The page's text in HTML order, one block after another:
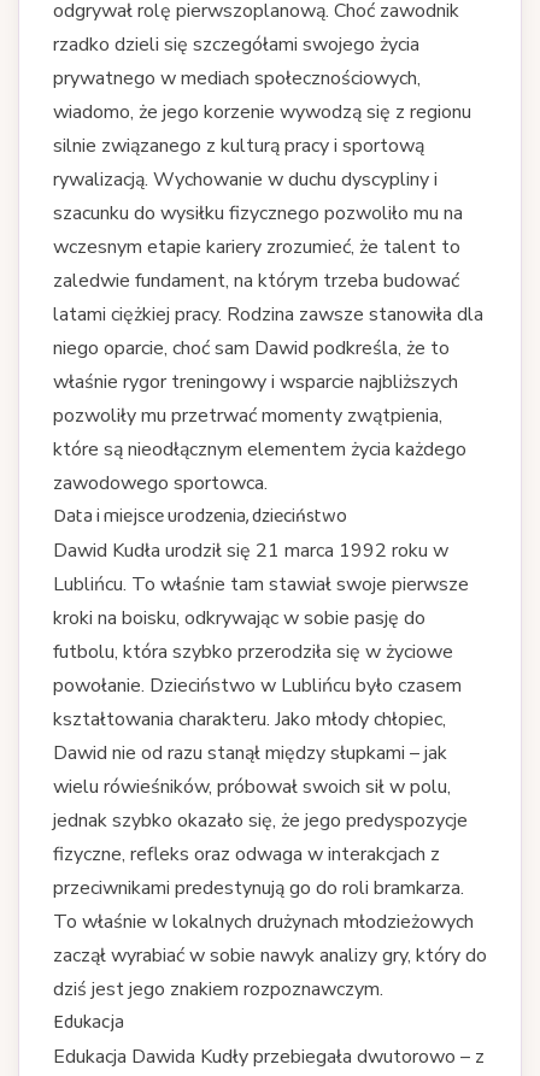
odgrywał rolę pierwszoplanową. Choć zawodnik
rzadko dzieli się szczegółami swojego życia
prywatnego w mediach społecznościowych,
wiadomo, że jego korzenie wywodzą się z regionu
silnie związanego z kulturą pracy i sportową
rywalizacją. Wychowanie w duchu dyscypliny i
szacunku do wysiłku fizycznego pozwoliło mu na
wczesnym etapie kariery zrozumieć, że talent to
zaledwie fundament, na którym trzeba budować
latami ciężkiej pracy. Rodzina zawsze stanowiła dla
niego oparcie, choć sam Dawid podkreśla, że to
właśnie rygor treningowy i wsparcie najbliższych
pozwoliły mu przetrwać momenty zwątpienia,
które są nieodłącznym elementem życia każdego
zawodowego sportowca.
Data i miejsce urodzenia, dzieciństwo
Dawid Kudła urodził się 21 marca 1992 roku w
Lublińcu. To właśnie tam stawiał swoje pierwsze
kroki na boisku, odkrywając w sobie pasję do
futbolu, która szybko przerodziła się w życiowe
powołanie. Dzieciństwo w Lublińcu było czasem
kształtowania charakteru. Jako młody chłopiec,
Dawid nie od razu stanął między słupkami – jak
wielu rówieśników, próbował swoich sił w polu,
jednak szybko okazało się, że jego predyspozycje
fizyczne, refleks oraz odwaga w interakcjach z
przeciwnikami predestynują go do roli bramkarza.
To właśnie w lokalnych drużynach młodzieżowych
zaczął wyrabiać w sobie nawyk analizy gry, który do
dziś jest jego znakiem rozpoznawczym.
Edukacja
Edukacja Dawida Kudły przebiegała dwutorowo – z